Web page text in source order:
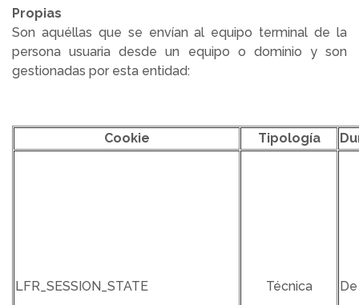
Propias
Son aquéllas que se envían al equipo terminal de la
persona usuaria desde un equipo o dominio y son
gestionadas por esta entidad:
Cookie Tipología
LFR_SESSION_STATE Técnica